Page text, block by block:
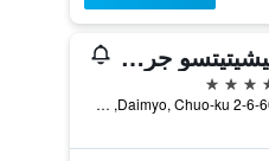
نيشيتيتسو جراند هوتل
2-6-60 Daimyo, Chuo-ku, فوكوكا, اليابان